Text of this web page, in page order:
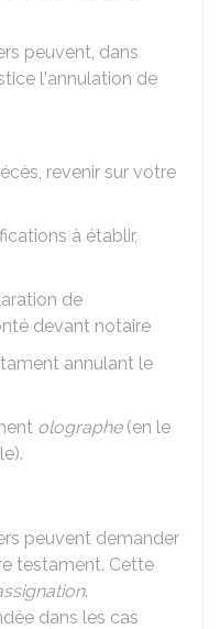
peuvent, dans
l'annulation de
revenir sur votre
à établir,
de
devant notaire
annulant le
olographe(en le
peuvent demander
testament. Cette
.
dans les cas